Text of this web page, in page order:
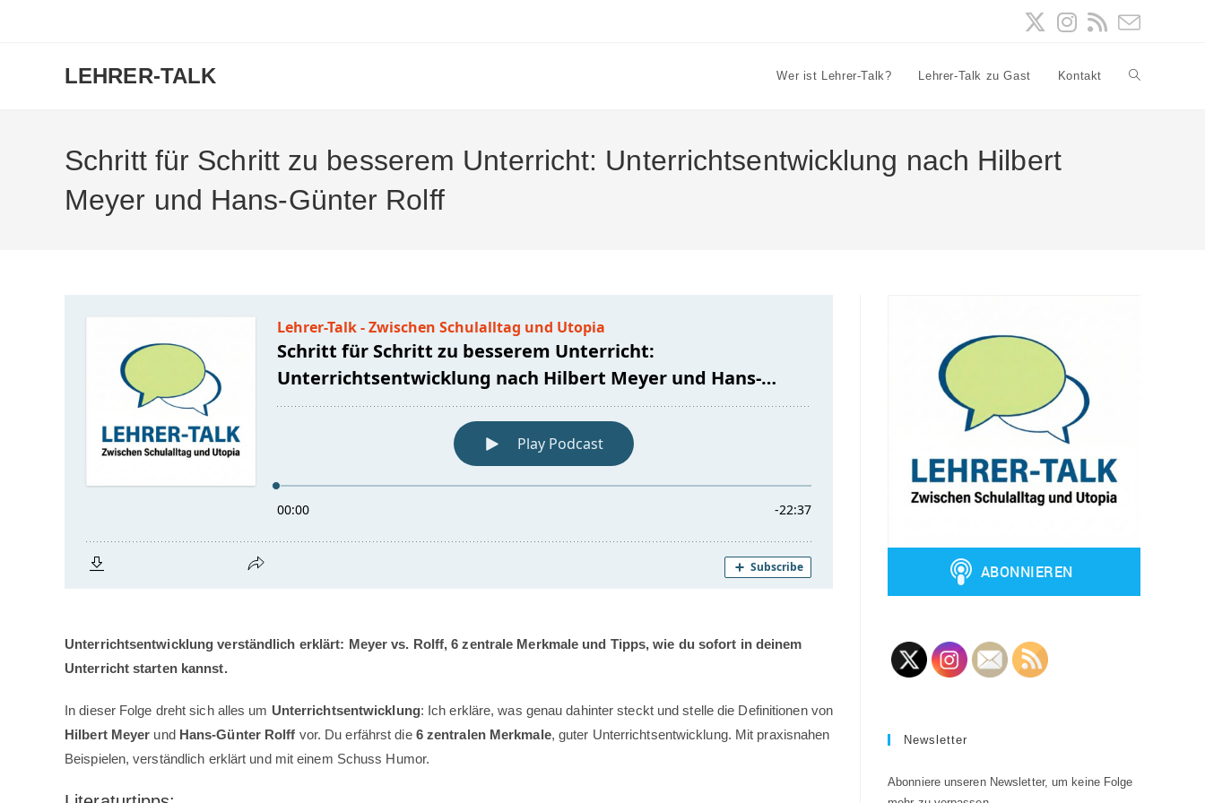
LEHRER-TALK Wer ist Lehrer-Talk? Lehrer-Talk zu Gast Kontakt Website-
Schritt für Schritt zu besserem Unterricht: Unterrichtsentwicklung nach Hilbert
Meyer und Hans-Günter Rolff
Unterrichtsentwicklung verständlich erklärt: Meyer vs. Rolff, 6 zentrale Merkmale und Tipps, wie du sofort in deinem
Unterricht starten kannst.
In dieser Folge dreht sich alles um Unterrichtsentwicklung: Ich erkläre, was genau dahinter steckt und stelle die Definitionen von
Hilbert Meyer und Hans-Günter Rolff vor. Du erfährst die 6 zentralen Merkmale, guter Unterrichtsentwicklung. Mit praxisnahen
Beispielen, verständlich erklärt und mit einem Schuss Humor.
Newsletter
Abonniere unseren Newsletter, um keine Folge